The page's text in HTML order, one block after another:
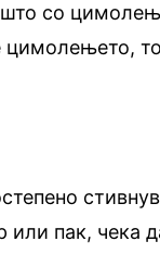
со
цимолењето,
или пак, чека